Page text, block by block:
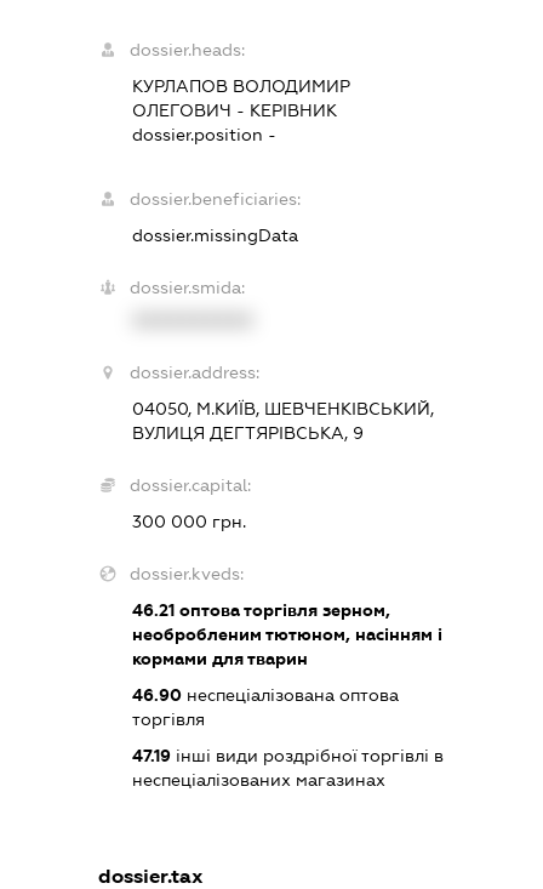
dossier.heads:
КУРЛАПОВ ВОЛОДИМИР
ОЛЕГОВИЧ - КЕРІВНИК
dossier.position -
dossier.beneficiaries:
dossier.missingData
dossier.smida:
dossier.address:
04050, М.КИЇВ, ШЕВЧЕНКІВСЬКИЙ,
ВУЛИЦЯ ДЕГТЯРІВСЬКА, 9
dossier.capital:
300 000 грн.
dossier.kveds:
46.21 оптова торгівля зерном,
необробленим тютюном, насінням і
кормами для тварин
46.90 неспеціалізована оптова
торгівля
47.19 інші види роздрібної торгівлі в
неспеціалізованих магазинах
dossier.tax